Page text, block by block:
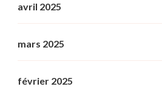
avril 2025
mars 2025
février 2025